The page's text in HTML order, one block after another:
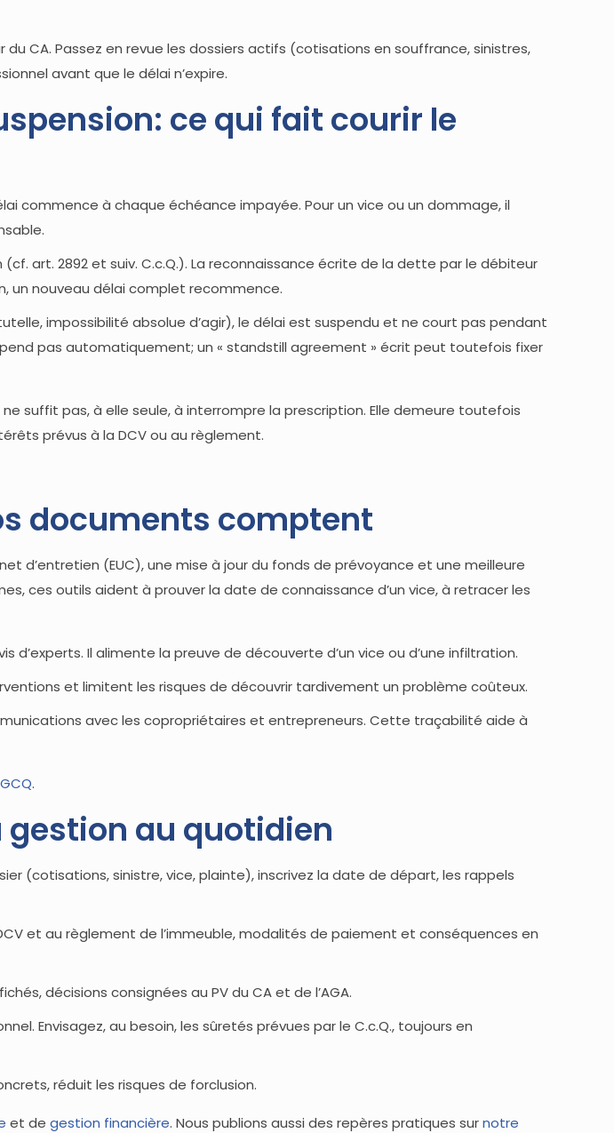
CA. Passez en revue les dossiers actifs (cotisations en souffrance, sinistres,
avant que le délai n’expire.
ce qui fait courir le
commence à chaque échéance impayée. Pour un vice ou un dommage, il
art. 2892 et suiv. C.c.Q.). La reconnaissance écrite de la dette par le débiteur
un nouveau délai complet recommence.
impossibilité absolue d’agir), le délai est suspendu et ne court pas pendant
pas automatiquement; un « standstill agreement » écrit peut toutefois fixer
suffit pas, à elle seule, à interrompre la prescription. Elle demeure toutefois
prévus à la DCV ou au règlement.
documents comptent
d’entretien (EUC), une mise à jour du fonds de prévoyance et une meilleure
ces outils aident à prouver la date de connaissance d’un vice, à retracer les
Il alimente la preuve de découverte d’un vice ou d’une infiltration.
et limitent les risques de découvrir tardivement un problème coûteux.
avec les copropriétaires et entrepreneurs. Cette traçabilité aide à
.
gestion au quotidien
(cotisations, sinistre, vice, plainte), inscrivez la date de départ, les rappels
et au règlement de l’immeuble, modalités de paiement et conséquences en
décisions consignées au PV du CA et de l’AGA.
Envisagez, au besoin, les sûretés prévues par le C.c.Q., toujours en
réduit les risques de forclusion.
et degestion financière. Nous publions aussi des repères pratiques surnotre